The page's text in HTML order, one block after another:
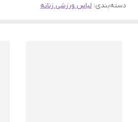
دسته‌بندی: لباس ورزشی زنانه